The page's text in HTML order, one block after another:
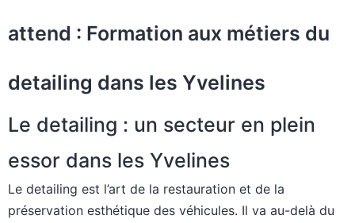
attend : Formation aux métiers du
detailing dans les Yvelines
Le detailing : un secteur en plein
essor dans les Yvelines
Le detailing est l’art de la restauration et de la
préservation esthétique des véhicules. Il va au-delà du